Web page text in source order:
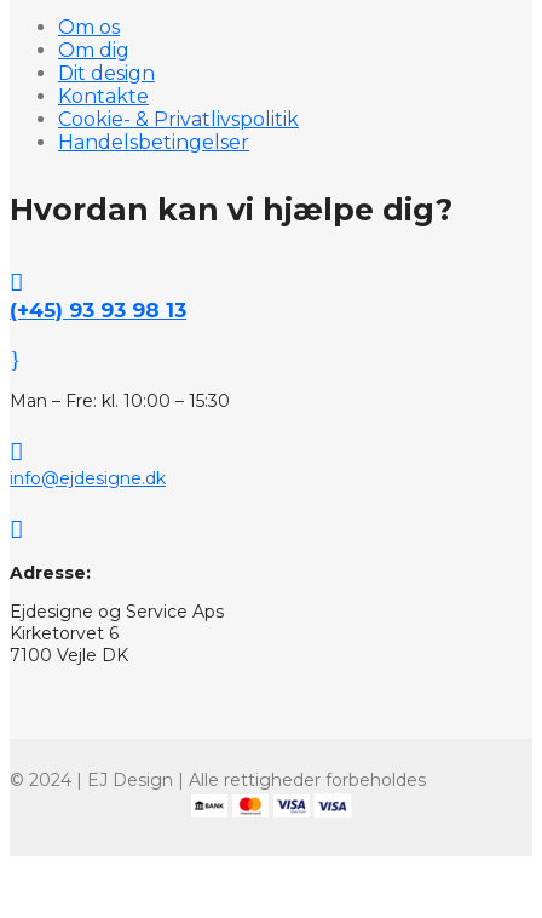
Om os
Om dig
Dit design
Kontakte
Cookie- & Privatlivspolitik
Handelsbetingelser
Hvordan kan vi hjælpe dig?

(+45) 93 93 98 13
}
Man – Fre: kl. 10:00 – 15:30

info@ejdesigne.dk

Adresse:
Ejdesigne og Service Aps
Kirketorvet 6
7100 Vejle DK
© 2024 | EJ Design | Alle rettigheder forbeholdes